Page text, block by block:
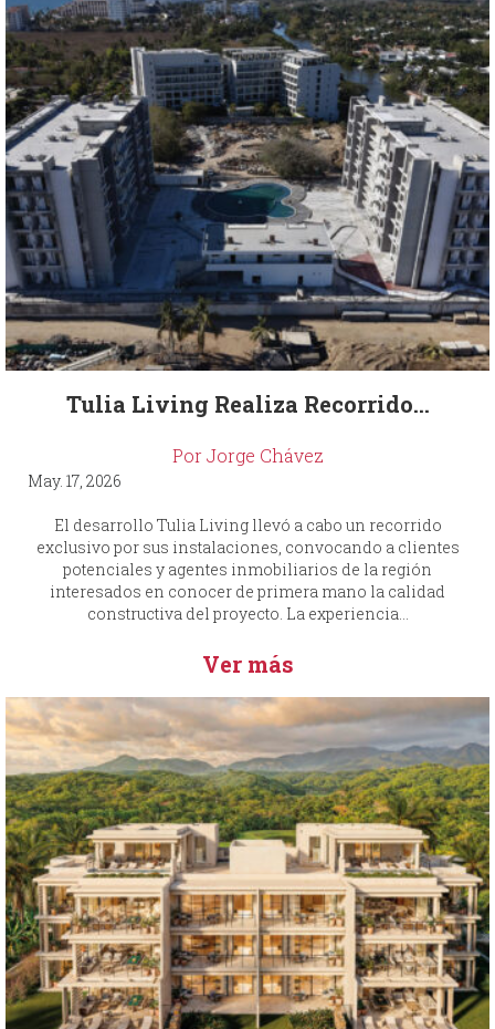
Tulia Living Realiza Recorrido...
Por Jorge Chávez
May. 17, 2026
El desarrollo Tulia Living llevó a cabo un recorrido
exclusivo por sus instalaciones, convocando a clientes
potenciales y agentes inmobiliarios de la región
interesados en conocer de primera mano la calidad
constructiva del proyecto. La experiencia...
Ver más